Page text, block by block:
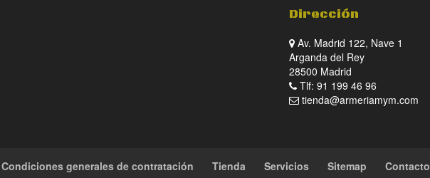
Dirección
Av. Madrid 122, Nave 1
Arganda del Rey
28500 Madrid
Tlf: 91 199 46 96
tienda@armeriamym.com
Condiciones generales de contratación Tienda Servicios Sitemap Contacto